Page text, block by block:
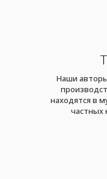
Наши
находятся в
частных